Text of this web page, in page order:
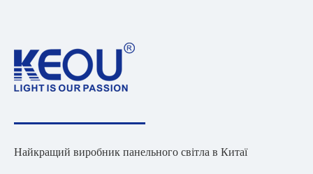
Найкращий виробник панельного світла в Китаї